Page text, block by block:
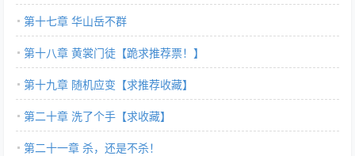
第十七章 华山岳不群
第十八章 黄裳门徒【跪求推荐票！】
第十九章 随机应变【求推荐收藏】
第二十章 洗了个手【求收藏】
第二十一章 杀，还是不杀！